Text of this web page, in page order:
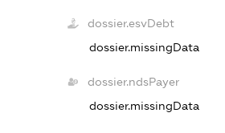
dossier.esvDebt
dossier.missingData
dossier.ndsPayer
dossier.missingData